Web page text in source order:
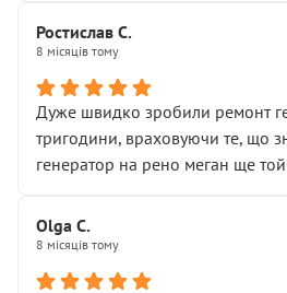
Хотілося б більше:
• належної уваги до авто
• прозорості в роботах і рахунках
• реальної діагностики, а не
“подивились і поїхав”
На жаль, складається враження,
Стосовно комунікації - все добре
звертатися до цього автосервісу.
Ростислав С.
8 місяців тому
Дуже швидко зробили ремонт
тригодини, враховуючи те, що
генератор на рено меган ще той
Olga С.
8 місяців тому